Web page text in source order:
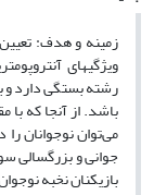
زمینه و هدف:
ویژگیهای
رشته بستگی دارد و
باشد. از آنجا که با
میتوان نوجوانان
جوانی و بزرگسالی
بازیکنان نخبه